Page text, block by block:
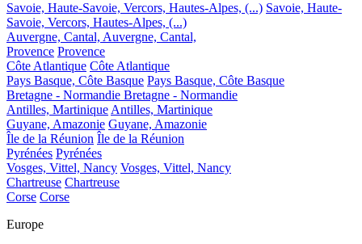
Savoie, Haute-Savoie, Vercors, Hautes-Alpes, (...) Savoie, Haute-
Savoie, Vercors, Hautes-Alpes, (...)
Auvergne, Cantal, Auvergne, Cantal,
Provence Provence
Côte Atlantique Côte Atlantique
Pays Basque, Côte Basque Pays Basque, Côte Basque
Bretagne - Normandie Bretagne - Normandie
Antilles, MartiniqueAntilles, Martinique
Guyane, Amazonie Guyane, Amazonie
Île de la Réunion Île de la Réunion
Pyrénées Pyrénées
Vosges, Vittel, Nancy Vosges, Vittel, Nancy
Chartreuse Chartreuse
Corse Corse
Europe